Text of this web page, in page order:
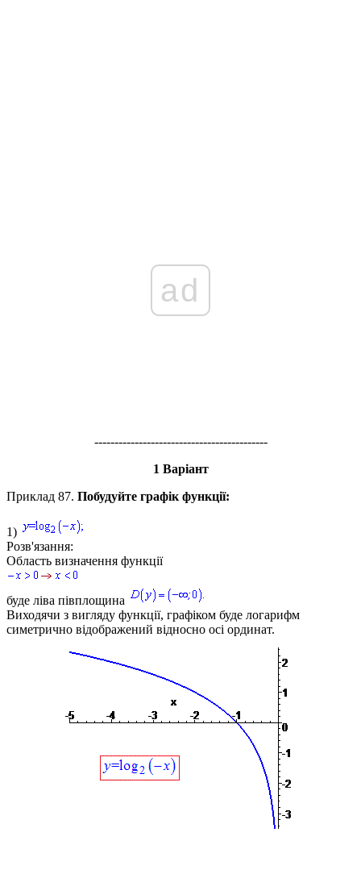
ad
-------------------------------------------
1 Варіант
Приклад 87. Побудуйте графік функції:
1)
Розв'язання:
Область визначення функції
буде ліва півплощина
Виходячи з вигляду функції, графіком буде логарифм
симетрично відображений відносно осі ординат.